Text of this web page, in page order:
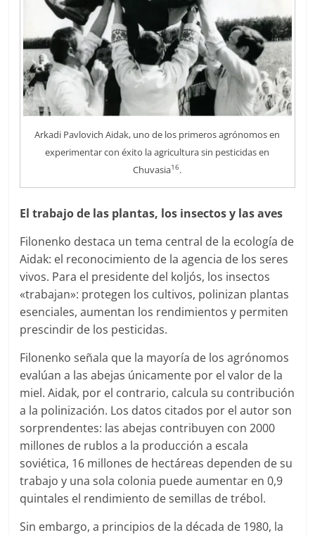
Arkadi Pavlovich Aidak, uno de los primeros agrónomos en
experimentar con éxito la agricultura sin pesticidas en
Chuvasia16.
El trabajo de las plantas, los insectos y las aves
Filonenko destaca un tema central de la ecología de
Aidak: el reconocimiento de la agencia de los seres
vivos. Para el presidente del koljós, los insectos
«trabajan»: protegen los cultivos, polinizan plantas
esenciales, aumentan los rendimientos y permiten
prescindir de los pesticidas.
Filonenko señala que la mayoría de los agrónomos
evalúan a las abejas únicamente por el valor de la
miel. Aidak, por el contrario, calcula su contribución
a la polinización. Los datos citados por el autor son
sorprendentes: las abejas contribuyen con 2000
millones de rublos a la producción a escala
soviética, 16 millones de hectáreas dependen de su
trabajo y una sola colonia puede aumentar en 0,9
quintales el rendimiento de semillas de trébol.
Sin embargo, a principios de la década de 1980, la